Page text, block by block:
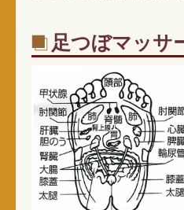
足つぼマッサ